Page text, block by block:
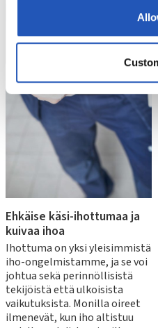
Ehkäise käsi-ihottumaa ja
kuivaa ihoa
Ihottuma on yksi yleisimmistä
iho-ongelmistamme, ja se voi
johtua sekä perinnöllisistä
tekijöistä että ulkoisista
vaikutuksista. Monilla oireet
ilmenevät, kun iho altistuu